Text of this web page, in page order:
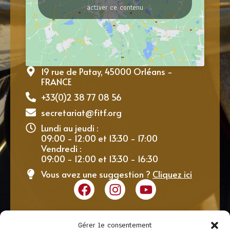
Gérer le consentement
activer ce contenu
19 rue de Patay, 45000 Orléans -
FRANCE
+33(0)2 38 77 08 56
secretariat@fitf.org
Lundi au jeudi :
09:00 - 12:00 et 13:30 - 17:00
Vendredi :
09:00 - 12:00 et 13:30 - 16:30
Vous avez une suggestion ? Cliquez ici